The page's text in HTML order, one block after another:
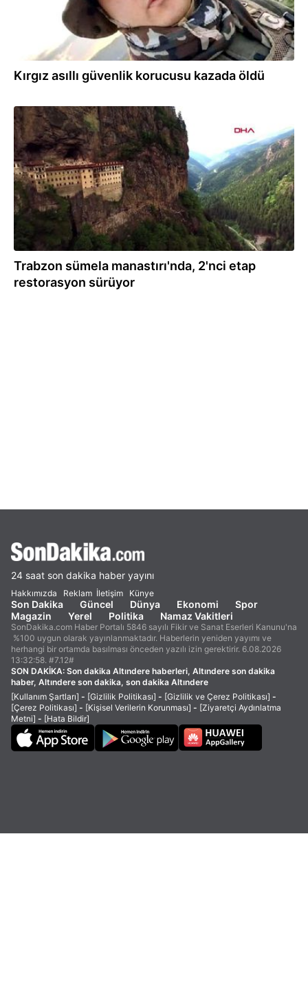
Kırgız asıllı güvenlik korucusu kazada öldü
02.10.2019
Trabzon sümela manastırı'nda, 2'nci etap
restorasyon sürüyor
24 saat son dakika haber yayını
Hakkımızda Reklam İletişim Künye
Son Dakika Güncel Dünya Ekonomi
Spor
Magazin
Yerel Politika Namaz Vakitleri
SonDakika.com Haber Portalı 5846 sayılı Fikir ve Sanat Eserleri Kanunu'na
%100 uygun olarak yayınlanmaktadır. Haberlerin yeniden yayımı ve
herhangi bir ortamda basılması önceden yazılı izin gerektirir. 6.08.2026
13:32:58. #7.12#
SON DAKİKA: Son dakika Altındere haberleri, Altındere son dakika
haber, Altındere son dakika, son dakika Altındere
[Kullanım Şartları] - [Gizlilik Politikası] - [Gizlilik ve Çerez Politikası] -
[Çerez Politikası] - [Kişisel Verilerin Korunması] - [Ziyaretçi Aydınlatma
Metni] - [Hata Bildir]